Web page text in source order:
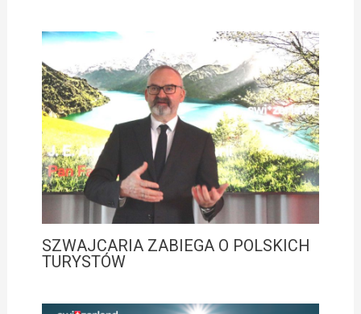
SZWAJCARIA ZABIEGA O POLSKICH
TURYSTÓW